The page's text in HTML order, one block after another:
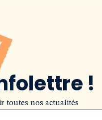
!
toutes nos actualités